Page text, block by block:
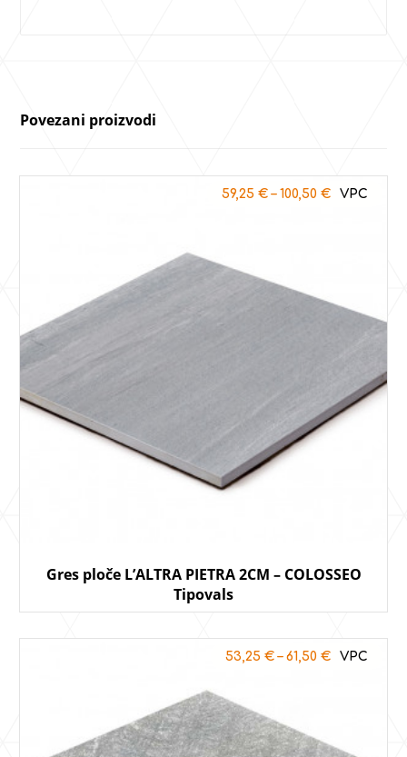
Povezani proizvodi
Gres ploče L’ALTRA PIETRA 2CM – COLOSSEO
Tipovals
59,25 €– 100,50 €
53,25 €– 61,50 €